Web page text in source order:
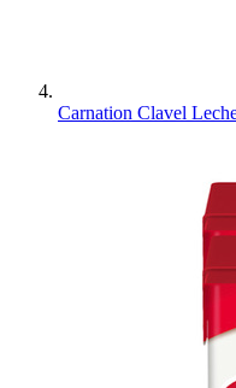
Carnation Clavel